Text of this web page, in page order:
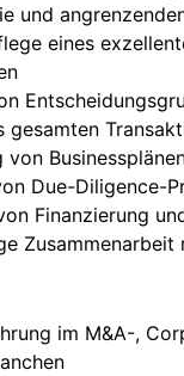
und
eines
gesamten
von
Due-Diligence-
Finanzierung
im M&A-,